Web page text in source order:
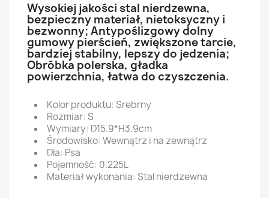
Wysokiej jakości stal nierdzewna,
bezpieczny materiał, nietoksyczny i
bezwonny; Antypoślizgowy dolny
gumowy pierścień, zwiększone tarcie,
bardziej stabilny, lepszy do jedzenia;
Obróbka polerska, gładka
powierzchnia, łatwa do czyszczenia.
Kolor produktu: Srebrny
Rozmiar: S
Wymiary: D15.9*H3.9cm
Środowisko: Wewnątrz i na zewnątrz
Dla: Psa
Pojemność: 0.225L
Materiał wykonania: Stal nierdzewna